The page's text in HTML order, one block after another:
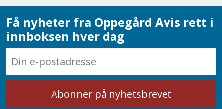
Få nyheter fra Oppegård Avis rett i
innboksen hver dag